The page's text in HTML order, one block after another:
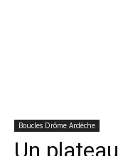
Boucles Drôme Ardèche
Un